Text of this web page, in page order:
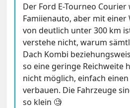
Der Ford E-Tourneo
Famiienauto, aber mit einer
von deutlich unter 300 km
verstehe nicht, warum
Dach Kombi
so eine geringe Reichweite
nicht möglich, einfach
verbauen. Die Fahrzeuge
so klein 🧐